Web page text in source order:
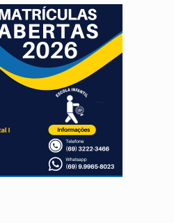
Essa receita com frango virou o meu
7 negócios que podem começar com pouco dinheiro e
AMÉRICA: Brasil reúne dimensão continental e posição
10 dicas importantes para quem quer
Cientistas descobrem nova espécie de rã em florestas
Vai comprar celular usado? Veja como consultar o